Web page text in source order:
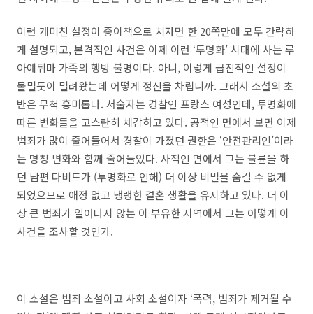
이런 개미친 설정이 종이책으로 치자면 한 20쪽만에 모두 간략하
게 설명되고, 본격적인 사건은 이제 이런 ‘투명화’ 시대에 사는 루
아예뒤마 가족의 행방 불명이다. 아니, 이렇게 급진적인 설정이
물밀듯이 밀려왔는데 어떻게 정신을 차립니까. 그래서 소설의 초
반은 무척 흥미롭다. 서술자는 경찰인 프랑스 여성인데, 투명화에
따른 변화들을 고스란히 체감하고 있다. 공적인 면에서 보면 이제
범죄가 많이 줄어들어서 경찰이 가졌던 권한은 ‘안전관리인’이라
는 명칭 변화와 함께 줄어들었다. 사적인 면에서 그는 불륜을 하
던 남편 다비드가 (투명화로 인해) 더 이상 비밀을 숨길 수 없게
되었으므로 애정 없고 냉랭한 결혼 생활을 유지하고 있다. 더 이
상 큰 범죄가 일어나지 않는 이 부유한 지역에서 그는 어떻게 이
사건을 조사할 것인가.
이 소설은 범죄 소설이고 사회 소설이자 ‘폭력, 범죄가 제거될 수